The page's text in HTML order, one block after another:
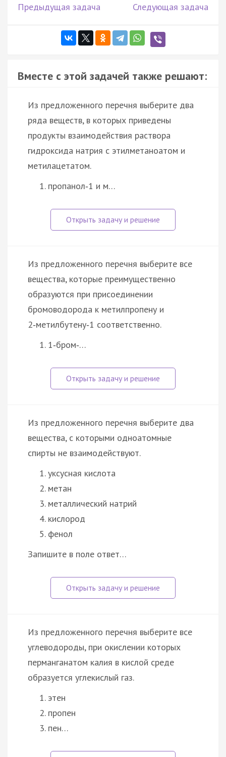
Предыдущая задача Следующая задача
Вместе с этой задачей также решают:
Из предложенного перечня выберите два
ряда веществ, в которых приведены
продукты взаимодействия раствора
гидроксида натрия с этилметаноатом и
метилацетатом.
пропанол‑1 и м…
Из предложенного перечня выберите все
вещества, которые преимущественно
образуются при присоединении
бромоводорода к метилпропену и
2‑метилбутену‑1 соответственно.
1‑бром‑…
Из предложенного перечня выберите два
вещества, с которыми одноатомные
спирты не взаимодействуют.
уксусная кислота
метан
металлический натрий
кислород
фенол
Запишите в поле ответ…
Из предложенного перечня выберите все
углеводороды, при окислении которых
перманганатом калия в кислой среде
образуется углекислый газ.
этен
пропен
пен…